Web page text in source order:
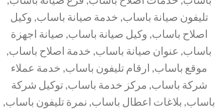
تليفون صيانة باساب, خدمة صيانة باساب, وكيل
اصلاح باساب, وكيل صيانة باساب, صيانة اجهزة
باساب, عنوان صيانة باساب, خدمة اصلاح باساب,
موقع باساب, ارقام تليفون باساب, خدمة عملاء
شركة باساب, مركز خدمة باساب, توكيل شركة
باساب, بلاغات اعطال باساب, نمرة تليفون باساب,